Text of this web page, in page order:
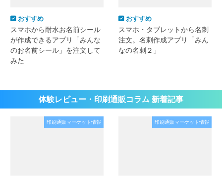
おすすめ
スマホから耐水お名前シール
が作成できるアプリ「みんな
のお名前シール」を注文して
みた
おすすめ
スマホ・タブレットから名刺
注文。名刺作成アプリ「みん
なの名刺２」
体験レビュー・印刷通販コラム 新着記事
印刷通販マーケット情報 印刷通販マーケット情報